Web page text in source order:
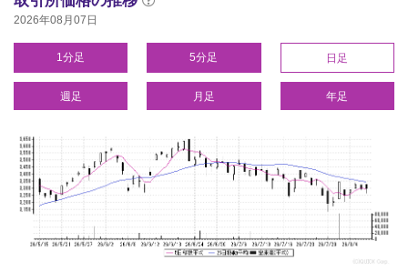
2026年08月07日
1分足 5分足 日足
週足 月足 年足